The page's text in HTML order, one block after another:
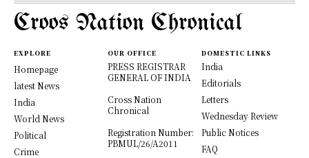
Croos Nation Chronical
EXPLORE
Homepage
latest News
India
World News
Political
Crime
OUR OFFICE
PRESS REGISTRAR
GENERAL OF INDIA
Cross Nation
Chronical
Registration Number:
PBMUL/26/A2011
DOMESTIC LINKS
India
Editorials
Letters
Wednesday Review
Public Notices
FAQ